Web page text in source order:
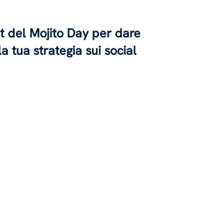
del Mojito Day per dare
tua strategia sui social